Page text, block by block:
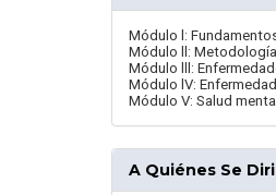
Módulo l:
Módulo ll:
Módulo lll:
Módulo lV:
Módulo V: Salud
A Quiénes Se